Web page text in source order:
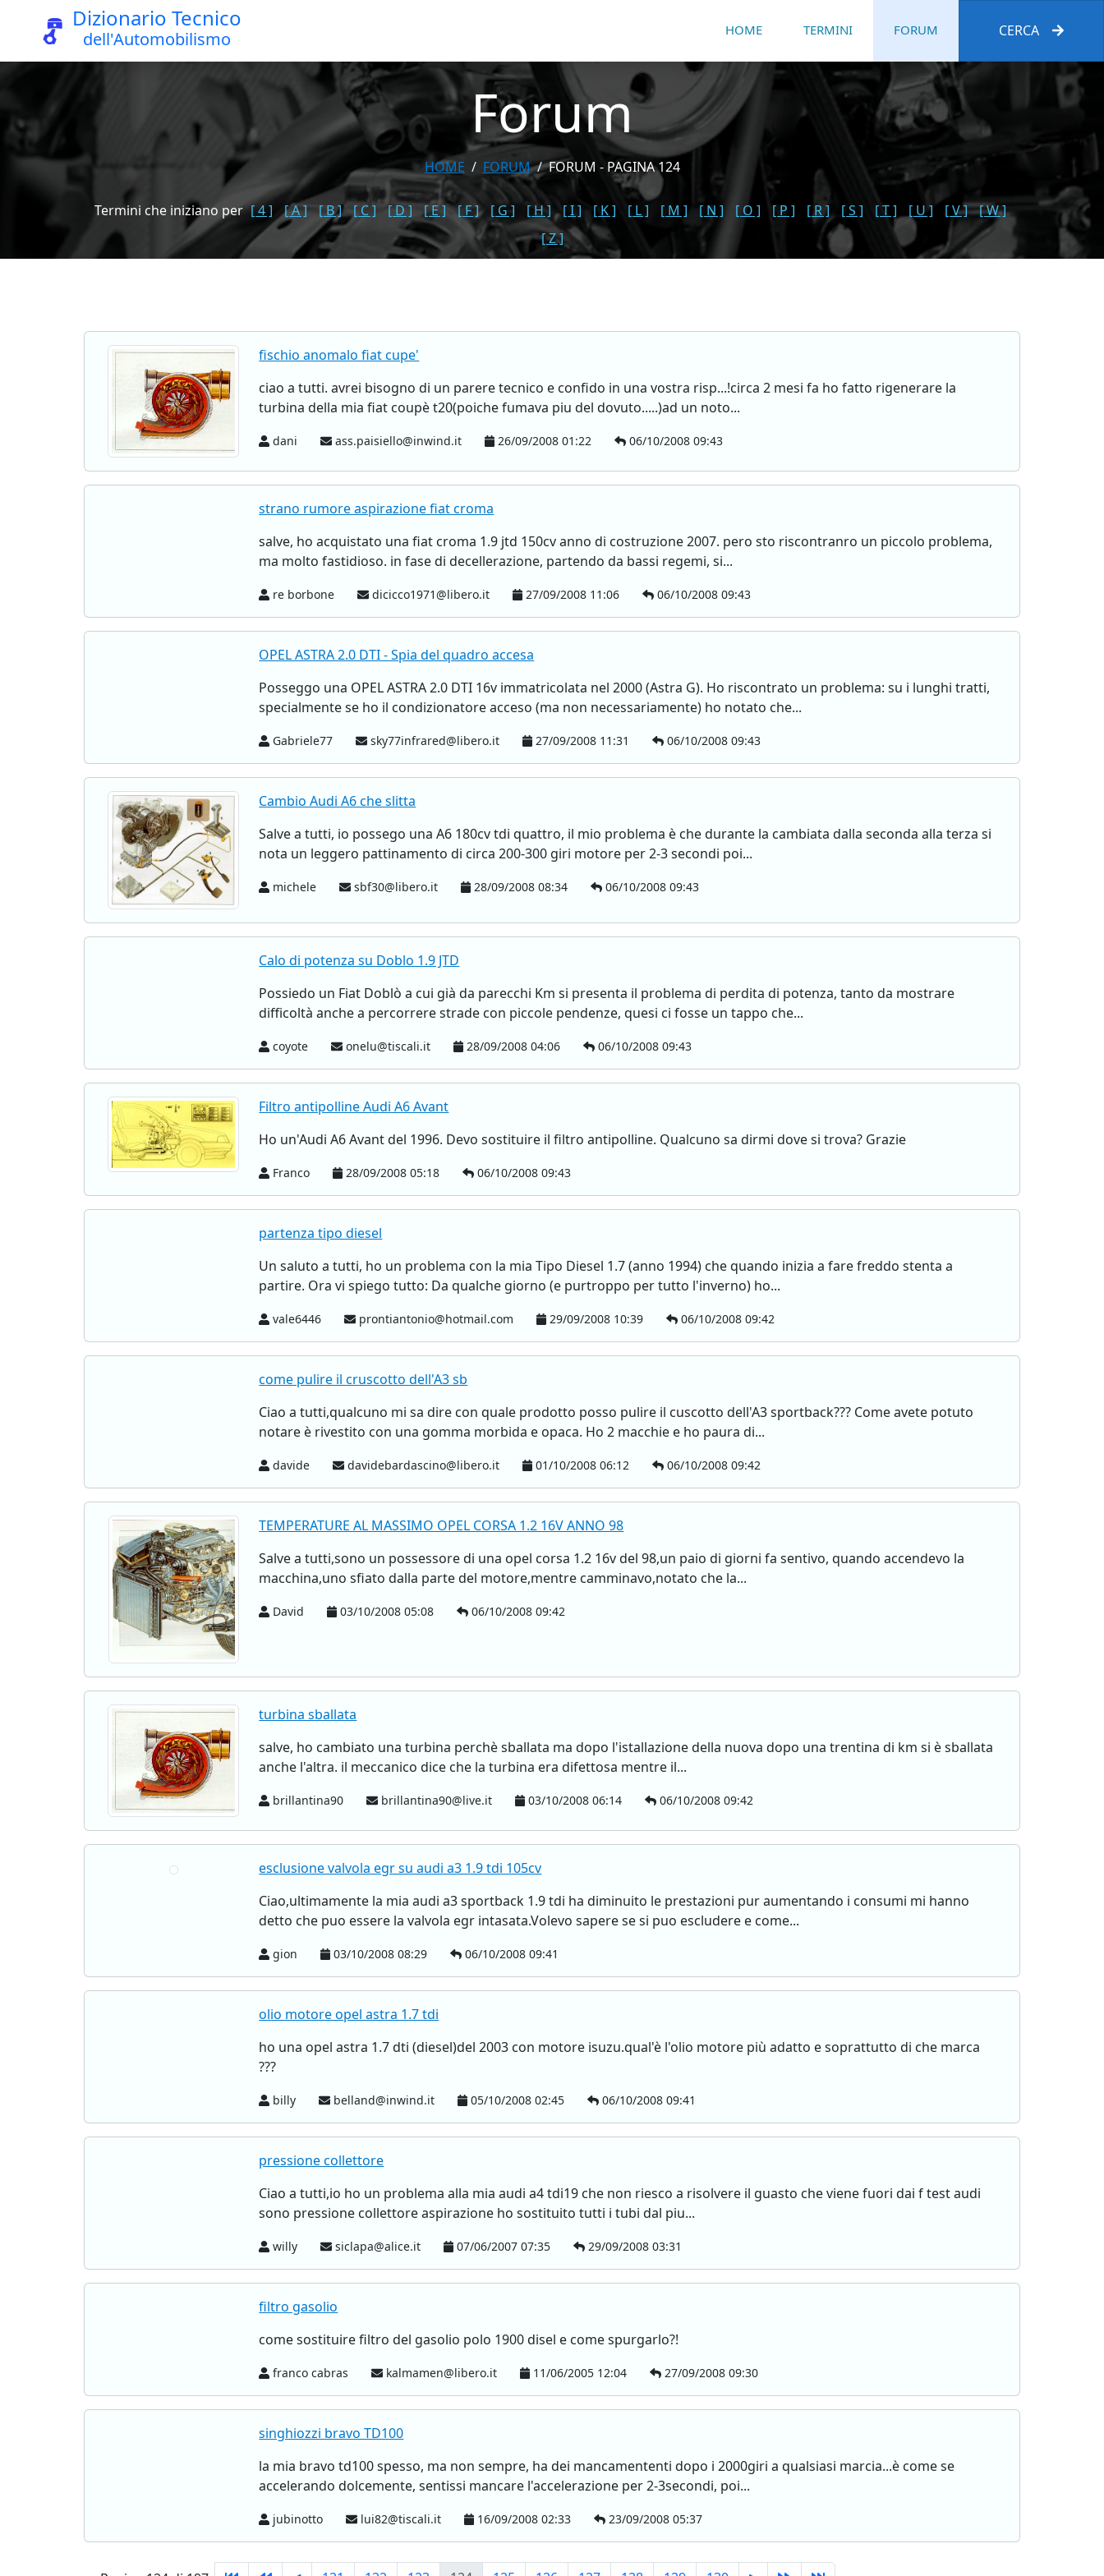
Dizionario Tecnico
dell'Automobilismo HOME TERMINI FORUM CERCA
Forum
HOME FORUM FORUM - PAGINA 124
Termini che iniziano per [ 4 ] [ A ] [ B ] [ C ] [ D ] [ E ] [ F ] [ G ] [ H ] [ I ] [ K ] [ L ] [ M ] [ N ] [ O ] [ P ] [ R ] [ S ] [ T ] [ U ] [ V ]
[ W ]
[ Z ]
fischio anomalo fiat cupe'
ciao a tutti. avrei bisogno di un parere tecnico e confido in una vostra risp...!circa 2 mesi fa ho fatto rigenerare la
turbina della mia fiat coupè t20(poiche fumava piu del dovuto.....)ad un noto...
dani ass.paisiello@inwind.it 26/09/2008 01:22 06/10/2008 09:43
strano rumore aspirazione fiat croma
salve, ho acquistato una fiat croma 1.9 jtd 150cv anno di costruzione 2007. pero sto riscontranro un piccolo problema,
ma molto fastidioso. in fase di decellerazione, partendo da bassi regemi, si...
re borbone dicicco1971@libero.it 27/09/2008 11:06 06/10/2008 09:43
OPEL ASTRA 2.0 DTI - Spia del quadro accesa
Posseggo una OPEL ASTRA 2.0 DTI 16v immatricolata nel 2000 (Astra G). Ho riscontrato un problema: su i lunghi tratti,
specialmente se ho il condizionatore acceso (ma non necessariamente) ho notato che...
Gabriele77 sky77infrared@libero.it 27/09/2008 11:31 06/10/2008 09:43
Cambio Audi A6 che slitta
Salve a tutti, io possego una A6 180cv tdi quattro, il mio problema è che durante la cambiata dalla seconda alla terza si
nota un leggero pattinamento di circa 200-300 giri motore per 2-3 secondi poi...
michele sbf30@libero.it 28/09/2008 08:34 06/10/2008 09:43
Calo di potenza su Doblo 1.9 JTD
Possiedo un Fiat Doblò a cui già da parecchi Km si presenta il problema di perdita di potenza, tanto da mostrare
difficoltà anche a percorrere strade con piccole pendenze, quesi ci fosse un tappo che...
coyote onelu@tiscali.it 28/09/2008 04:06 06/10/2008 09:43
Filtro antipolline Audi A6 Avant
Ho un'Audi A6 Avant del 1996. Devo sostituire il filtro antipolline. Qualcuno sa dirmi dove si trova? Grazie
Franco 28/09/2008 05:18 06/10/2008 09:43
partenza tipo diesel
Un saluto a tutti, ho un problema con la mia Tipo Diesel 1.7 (anno 1994) che quando inizia a fare freddo stenta a
partire. Ora vi spiego tutto: Da qualche giorno (e purtroppo per tutto l'inverno) ho...
vale6446 prontiantonio@hotmail.com 29/09/2008 10:39 06/10/2008 09:42
come pulire il cruscotto dell'A3 sb
Ciao a tutti,qualcuno mi sa dire con quale prodotto posso pulire il cuscotto dell'A3 sportback??? Come avete potuto
notare è rivestito con una gomma morbida e opaca. Ho 2 macchie e ho paura di...
davide davidebardascino@libero.it 01/10/2008 06:12 06/10/2008 09:42
TEMPERATURE AL MASSIMO OPEL CORSA 1.2 16V ANNO 98
Salve a tutti,sono un possessore di una opel corsa 1.2 16v del 98,un paio di giorni fa sentivo, quando accendevo la
macchina,uno sfiato dalla parte del motore,mentre camminavo,notato che la...
David 03/10/2008 05:08 06/10/2008 09:42
turbina sballata
salve, ho cambiato una turbina perchè sballata ma dopo l'istallazione della nuova dopo una trentina di km si è sballata
anche l'altra. il meccanico dice che la turbina era difettosa mentre il...
brillantina90 brillantina90@live.it 03/10/2008 06:14 06/10/2008 09:42
esclusione valvola egr su audi a3 1.9 tdi 105cv
Ciao,ultimamente la mia audi a3 sportback 1.9 tdi ha diminuito le prestazioni pur aumentando i consumi mi hanno
detto che puo essere la valvola egr intasata.Volevo sapere se si puo escludere e come...
gion 03/10/2008 08:29 06/10/2008 09:41
olio motore opel astra 1.7 tdi
ho una opel astra 1.7 dti (diesel)del 2003 con motore isuzu.qual'è l'olio motore più adatto e soprattutto di che marca
???
billy belland@inwind.it 05/10/2008 02:45 06/10/2008 09:41
pressione collettore
Ciao a tutti,io ho un problema alla mia audi a4 tdi19 che non riesco a risolvere il guasto che viene fuori dai f test audi
sono pressione collettore aspirazione ho sostituito tutti i tubi dal piu...
willy siclapa@alice.it 07/06/2007 07:35 29/09/2008 03:31
filtro gasolio
come sostituire filtro del gasolio polo 1900 disel e come spurgarlo?!
franco cabras kalmamen@libero.it 11/06/2005 12:04 27/09/2008 09:30
singhiozzi bravo TD100
la mia bravo td100 spesso, ma non sempre, ha dei mancamententi dopo i 2000giri a qualsiasi marcia...è come se
accelerando dolcemente, sentissi mancare l'accelerazione per 2-3secondi, poi...
jubinotto lui82@tiscali.it 16/09/2008 02:33 23/09/2008 05:37